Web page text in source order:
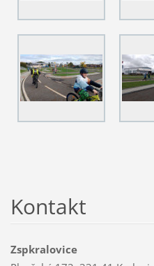
Kontakt
Zspkralovice